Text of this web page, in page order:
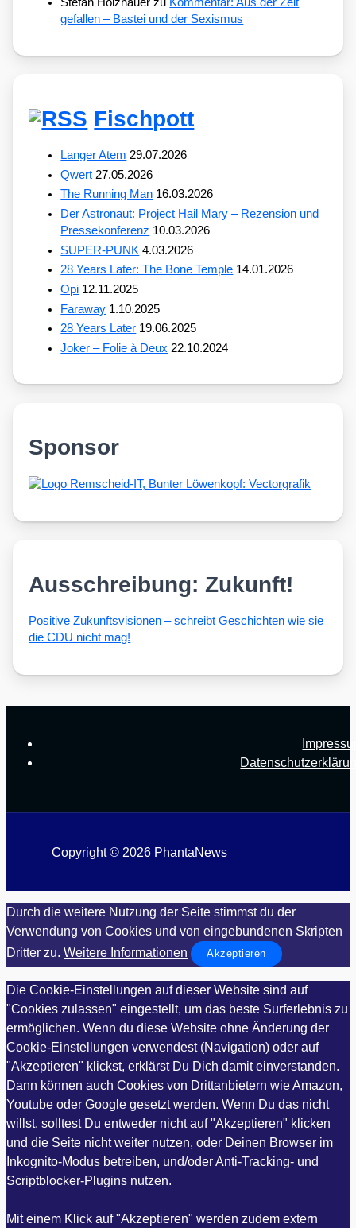
Stefan Holzhauer zu Kommentar: Aus der Zeit
gefallen – Bastei und der Sexismus
Fischpott
Langer Atem 29.07.2026
Qwert 27.05.2026
The Running Man 16.03.2026
Der Astronaut: Project Hail Mary – Rezension und
Pressekonferenz 10.03.2026
SUPER-PUNK 4.03.2026
28 Years Later: The Bone Temple 14.01.2026
Opi 12.11.2025
Faraway 1.10.2025
28 Years Later 19.06.2025
Joker – Folie à Deux 22.10.2024
Sponsor
Ausschreibung: Zukunft!
Posi­ti­ve Zukunfts­vi­sio­nen – schreibt Geschich­ten wie sie
die CDU nicht mag!
Copyright © 2026 PhantaNews
Durch die weitere Nutzung der Seite stimmst du der
Verwendung von Cookies und von eingebundenen Skripten
Dritter zu. Weitere Informationen Akzeptieren
Die Cookie-Einstellungen auf dieser Website sind auf
"Cookies zulassen" eingestellt, um das beste Surferlebnis zu
ermöglichen. Wenn du diese Website ohne Änderung der
Cookie-Einstellungen verwendest (Navigation) oder auf
"Akzeptieren" klickst, erklärst Du Dich damit einverstanden.
Dann können auch Cookies von Drittanbietern wie Amazon,
Youtube oder Google gesetzt werden. Wenn Du das nicht
willst, solltest Du entweder nicht auf "Akzeptieren" klicken
und die Seite nicht weiter nutzen, oder Deinen Browser im
Inkognito-Modus betreiben, und/oder Anti-Tracking- und
Scriptblocker-Plugins nutzen.
Mit einem Klick auf "Akzeptieren" werden zudem extern